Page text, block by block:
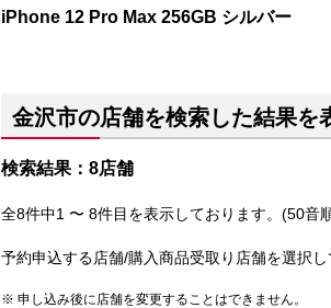
iPhone 12 Pro Max 256GB シルバー
金沢市の店舗を検索した結果を
検索結果：8店舗
全8件中1 〜 8件目を表示しております。(50音
予約申込する店舗/購入商品受取り店舗を選択し
申し込み後に店舗を変更することはできません。